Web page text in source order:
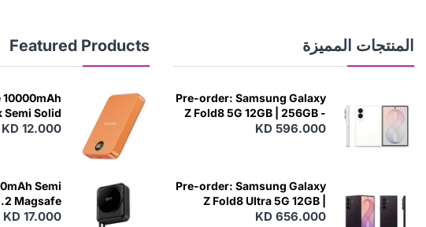
المنتجات المميزة
Pre-order: Samsung Galaxy
Z Fold8 5G 12GB | 256GB -
Cream
KD 596.000
Pre-order: Samsung Galaxy
Z Fold8 Ultra 5G 12GB |
256GB - Violet Shadow
KD 656.000
Featured Products
10000mAh
Semi Solid
Wireless
KD 12.000
Semi
Magsafe
Powerbank مع كابلات مدمجة
KD 17.000